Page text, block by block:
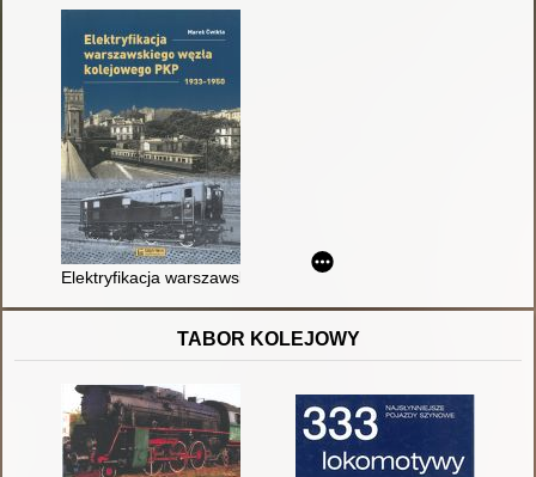
Elektryfikacja warszawskiego węzła kolejowego PKP 1933-
TABOR KOLEJOWY